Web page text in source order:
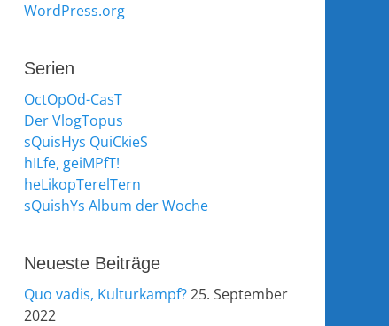
WordPress.org
Serien
OctOpOd-CasT
Der VlogTopus
sQuisHys QuiCkieS
hILfe, geiMPfT!
heLikopTerelTern
sQuishYs Album der Woche
Neueste Beiträge
Quo vadis, Kulturkampf?25. September
2022